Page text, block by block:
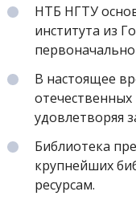
НТБ НГТУ
института из
В настоящее
удовлетворяя
Библиотека
крупнейших
ресурсам.